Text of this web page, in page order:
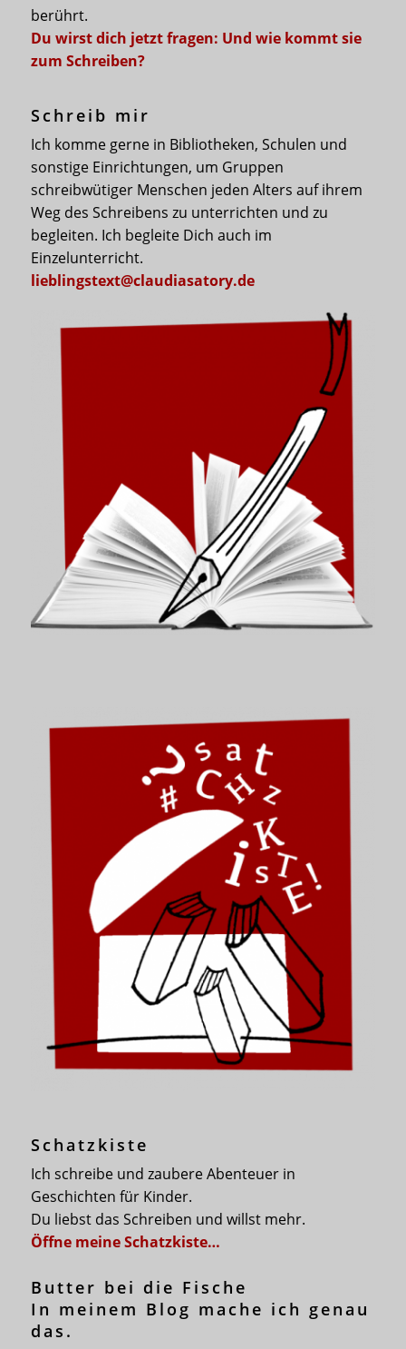
berührt.
Du wirst dich jetzt fragen: Und wie kommt sie
zum Schreiben?
Schreib mir
Ich komme gerne in Bibliotheken, Schulen und
sonstige Einrichtungen, um Gruppen
schreibwütiger Menschen jeden Alters auf ihrem
Weg des Schreibens zu unterrichten und zu
begleiten. Ich begleite Dich auch im
Einzelunterricht.
lieblingstext@claudiasatory.de
Schatzkiste
Ich schreibe und zaubere Abenteuer in
Geschichten für Kinder.
Du liebst das Schreiben und willst mehr.
Öffne meine Schatzkiste…
Butter bei die Fische
In meinem Blog mache ich genau
das.